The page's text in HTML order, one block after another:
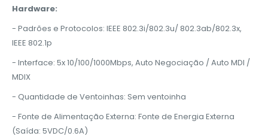
Hardware:
- Padrões e Protocolos: IEEE 802.3i/802.3u/ 802.3ab/802.3x,
IEEE 802.1p
- Interface: 5x 10/100/1000Mbps, Auto Negociação / Auto MDI /
MDIX
- Quantidade de Ventoinhas: Sem ventoinha
- Fonte de Alimentação Externa: Fonte de Energia Externa
(Saída: 5VDC/0.6A)